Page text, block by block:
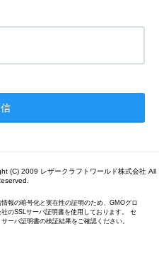
(C) 2009 レザークラフトワールド株式会社 All
報の暗号化と実在性の証明のため、GMOグロ
のSSLサーバ証明書を使用しております。 セ
ーバ証明書の検証結果をご確認ください。